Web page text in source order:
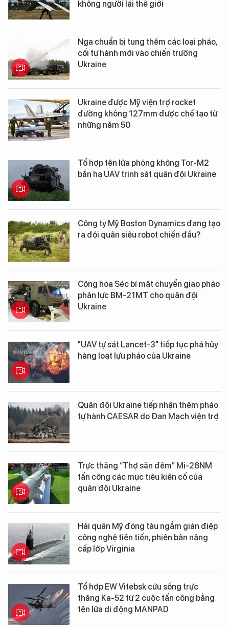
không người lái thế giới
Nga chuẩn bị tung thêm các loại pháo,
cối tự hành mới vào chiến trường
Ukraine
Ukraine được Mỹ viện trợ rocket
đường không 127mm được chế tạo từ
những năm 50
Tổ hợp tên lửa phòng không Tor-M2
bắn hạ UAV trinh sát quân đội Ukraine
Công ty Mỹ Boston Dynamics đang tạo
ra đội quân siêu robot chiến đấu?
Cộng hòa Séc bí mật chuyển giao pháo
phản lực BM-21MT cho quân đội
Ukraine
"UAV tự sát Lancet-3" tiếp tục phá hủy
hàng loạt lựu pháo của Ukraine
Quân đội Ukraine tiếp nhận thêm pháo
tự hành CAESAR do Đan Mạch viện trợ
Trực thăng “Thợ săn đêm” Mi-28NM
tấn công các mục tiêu kiên cố của
quân đội Ukraine
Hải quân Mỹ đóng tàu ngầm gián điệp
công nghệ tiên tiến, phiên bản nâng
cấp lớp Virginia
Tổ hợp EW Vitebsk cứu sống trực
thăng Ka-52 từ 2 cuộc tấn công bằng
tên lửa di động MANPAD